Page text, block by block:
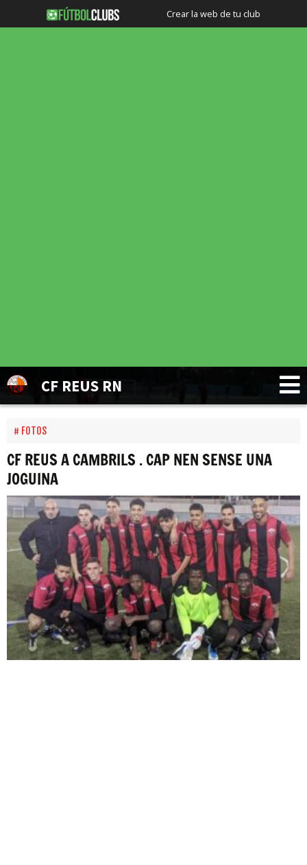
Crear la web de tu club
CF REUS RN
FOTOS
CF REUS A CAMBRILS . CAP NEN SENSE UNA
JOGUINA